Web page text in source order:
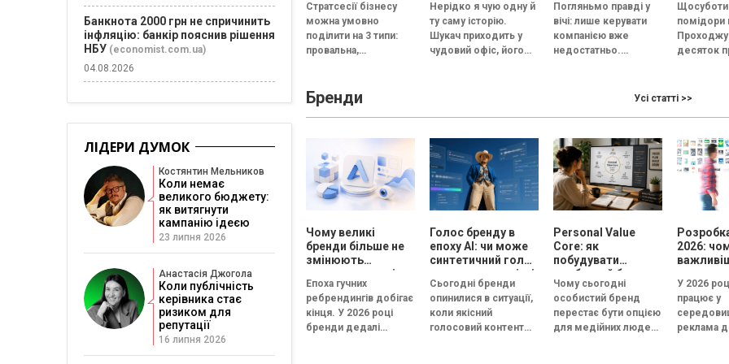
проводити
стратегічну сесію
Стратсесії бізнесу
можна умовно
поділити на 3 типи:
провальна,
Провальна — це
«рефлексія під
результату....
Нерідко я чую одну й
ту саму історію.
Шукач приходить у
чудовий офіс, його
Погляньмо правді у
вічі: лише керувати
компанією вже
недостатньо.
бізнесу. За даними
не
Щосуботи
помідори
Проходжу
десяток
два-три
Бренди Усі статті >>
Чому великі
бренди більше не
змінюють
логотипи кожні
три роки
Епоха гучних
ребрендингів добігає
кінця. У 2026 році
бренди дедалі
Голос бренду в
епоху АІ: чи може
синтетичний голос
передати емоцію і
довіру, або всі
бренди незабаром
звучатимуть
однаково?
Сьогодні бренди
опинилися в ситуації,
коли якісний
голосовий контент
Personal Value
Core: як
побудувати
особистий бренд,
який працює на
вибір, довіру і
статус
Чому сьогодні
особистий бренд
перестає бути опцією
для медійних людей і
2026:
У 2026
працює у
реклама
Банкнота 2000 грн не спричинить
інфляцію: банкір пояснив рішення
НБУ (economist.com.ua)
04.08.2026
ЛІДЕРИ ДУМОК
Костянтин Мельников
Коли немає
великого бюджету:
як витягнути
кампанію ідеєю
23 липня 2026
Анастасія Джогола
Коли публічність
керівника стає
ризиком для
репутації
16 липня 2026